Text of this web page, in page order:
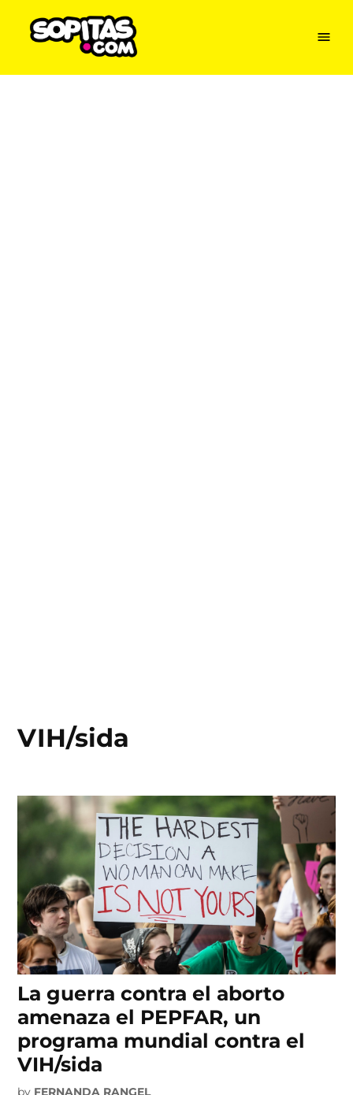
Skip
Menu
VIH/sida
La guerra contra el aborto
amenaza el PEPFAR, un
programa mundial contra el
VIH/sida
by FERNANDA RANGEL